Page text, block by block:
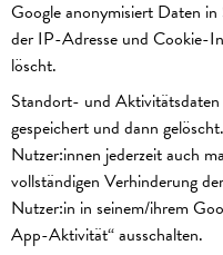
Google anonymisiert Daten
der IP-Adresse und Cookie-
löscht.
Standort- und
gespeichert und dann
Nutzer:innen jederzeit auch
vollständigen Verhinderung
Nutzer:in in seinem/ihrem
App-Aktivität“ ausschalten.